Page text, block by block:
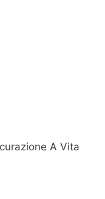
A Vita